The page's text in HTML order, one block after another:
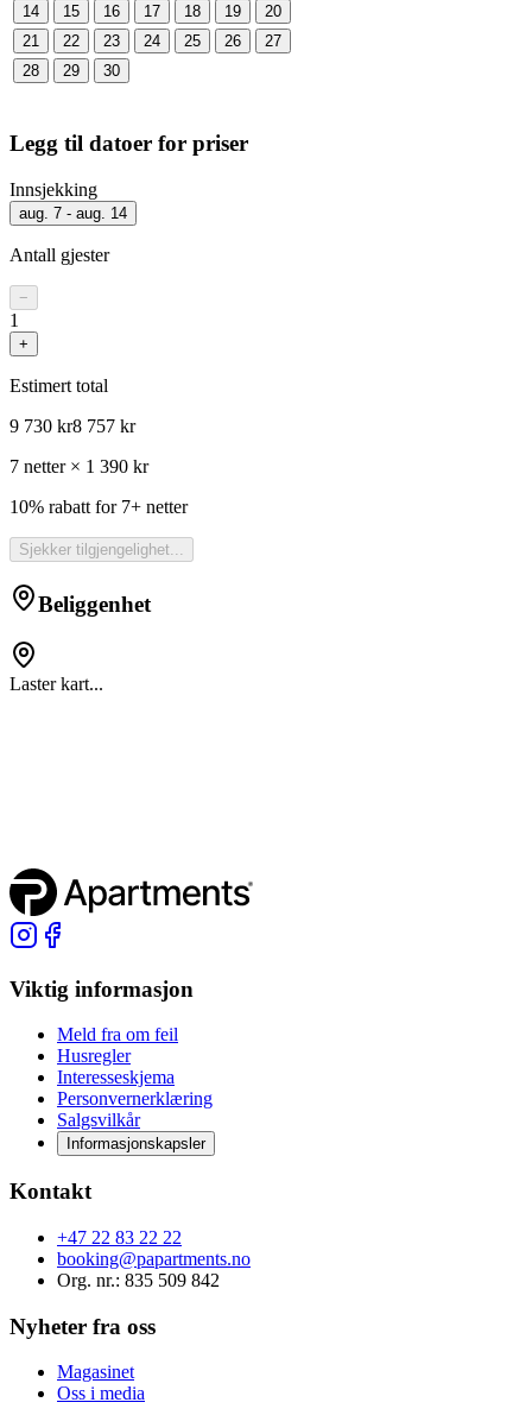
14
15 16 17 18 19
20
21
22 23 24 25 26
27
28
29 30
Legg til datoer for priser
Innsjekking
aug. 7 - aug. 14
Antall gjester
−
1
+
Estimert total
9 730 kr8 757 kr
7 netter × 1 390 kr
10% rabatt for 7+ netter
Sjekker tilgjengelighet...
Beliggenhet
Laster kart...
Viktig informasjon
Meld fra om feil
Husregler
Interesseskjema
Personvernerklæring
Salgsvilkår
Informasjonskapsler
Kontakt
+47 22 83 22 22
booking@papartments.no
Org. nr.: 835 509 842
Nyheter fra oss
Magasinet
Oss i media